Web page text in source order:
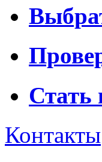
Стать
Контакты